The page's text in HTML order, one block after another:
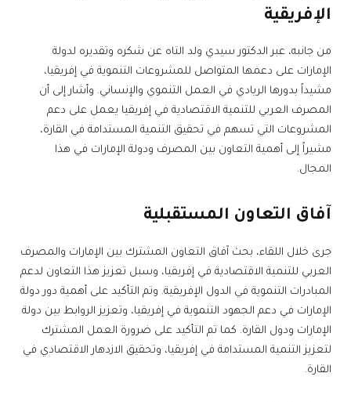
الإفريقية
من جانبه، عبر الدكتور سيدي ولد التاه عن شكره وتقديره لدولة
الإمارات على دعمها المتواصل للمشروعات التنموية في إفريقيا،
مشيداً بدورها الريادي في العمل التنموي والإنساني. وأشار إلى أن
المصرف العربي للتنمية الاقتصادية في إفريقيا يعمل على دعم
المشروعات التي تسهم في تحقيق التنمية المستدامة في القارة،
مشيراً إلى أهمية التعاون بين المصرف ودولة الإمارات في هذا
المجال.
آفاق التعاون المستقبلية
جرى خلال اللقاء، بحث آفاق التعاون المشترك بين الإمارات والمصرف
العربي للتنمية الاقتصادية في إفريقيا، وسبل تعزيز هذا التعاون لدعم
المبادرات التنموية في الدول الإفريقية. وتم التأكيد على أهمية دور دولة
الإمارات في دعم الجهود التنموية في إفريقيا، وتعزيز الروابط بين دولة
الإمارات ودول القارة. كما تم التأكيد على ضرورة العمل المشترك
لتعزيز التنمية المستدامة في إفريقيا، وتحقيق الازدهار الاقتصادي في
القارة.